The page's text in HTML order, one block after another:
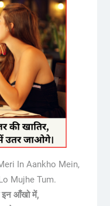
In Aankho Mein,
Mujhe Tum.
इन आँखो में,